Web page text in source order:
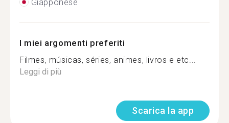
Giapponese
I miei argomenti preferiti
Filmes, músicas, séries, animes, livros e etc...
Leggi di più
Scarica la app